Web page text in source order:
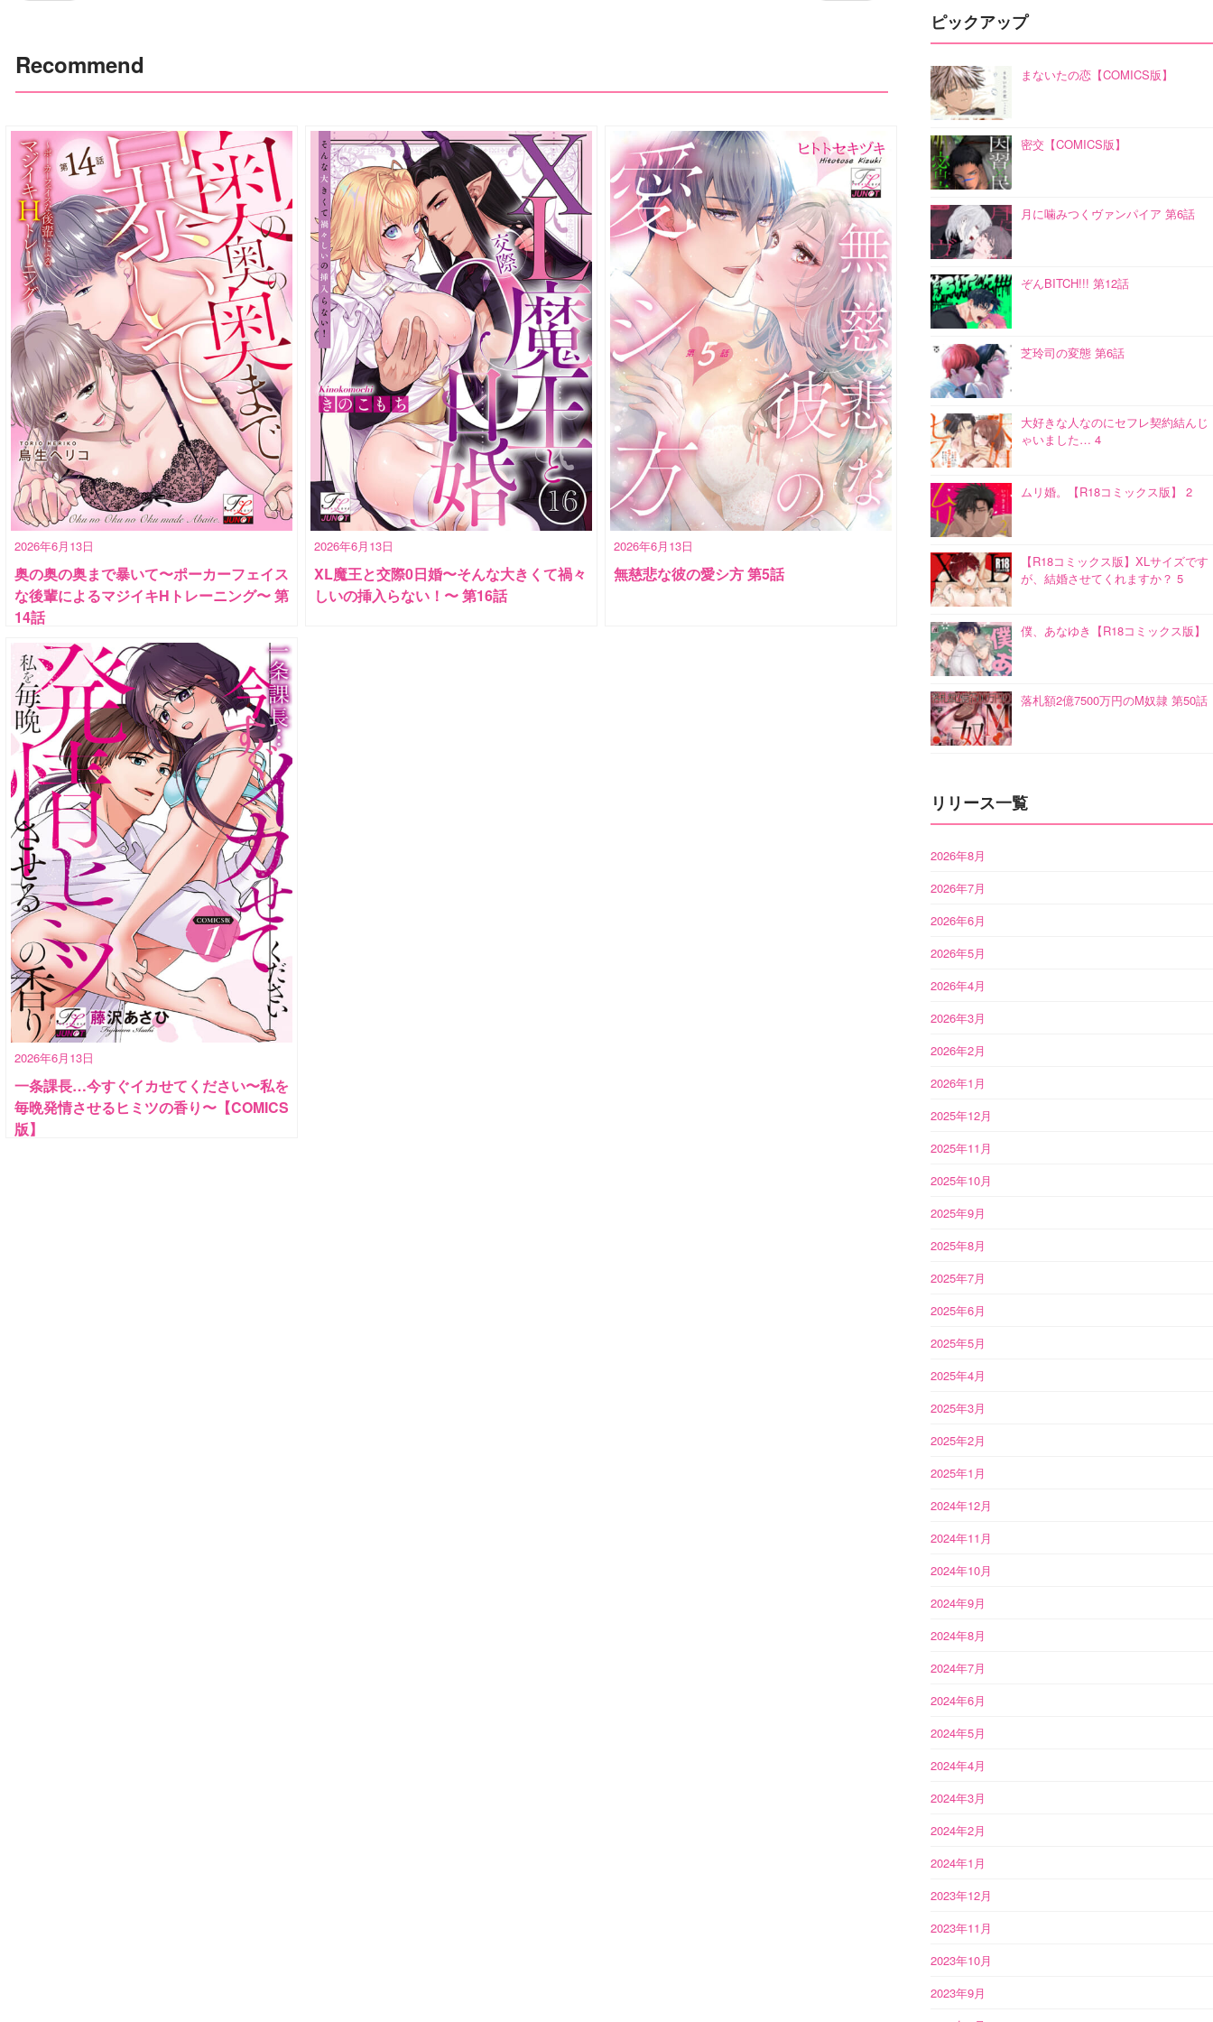
Recommend
2026年6月13日
奥の奥の奥まで暴いて〜ポーカーフェイス
な後輩によるマジイキHトレーニング〜 第
14話
2026年6月13日
XL魔王と交際0日婚〜そんな大きくて禍々
しいの挿入らない！〜 第16話
2026年6月13日
無慈悲な彼の愛シ方 第5話
2026年6月13日
一条課長…今すぐイカせてください〜私を
毎晩発情させるヒミツの香り〜【COMICS
版】
ピックアップ
まないたの恋【COMICS版】
密交【COMICS版】
月に噛みつくヴァンパイア 第6話
ぞんBITCH!!! 第12話
芝玲司の変態 第6話
大好きな人なのにセフレ契約結んじ
ゃいました… 4
ムリ婚。【R18コミックス版】 2
【R18コミックス版】XLサイズです
が、結婚させてくれますか？ 5
僕、あなゆき【R18コミックス版】
落札額2億7500万円のM奴隷 第50話
リリース一覧
2026年8月
2026年7月
2026年6月
2026年5月
2026年4月
2026年3月
2026年2月
2026年1月
2025年12月
2025年11月
2025年10月
2025年9月
2025年8月
2025年7月
2025年6月
2025年5月
2025年4月
2025年3月
2025年2月
2025年1月
2024年12月
2024年11月
2024年10月
2024年9月
2024年8月
2024年7月
2024年6月
2024年5月
2024年4月
2024年3月
2024年2月
2024年1月
2023年12月
2023年11月
2023年10月
2023年9月